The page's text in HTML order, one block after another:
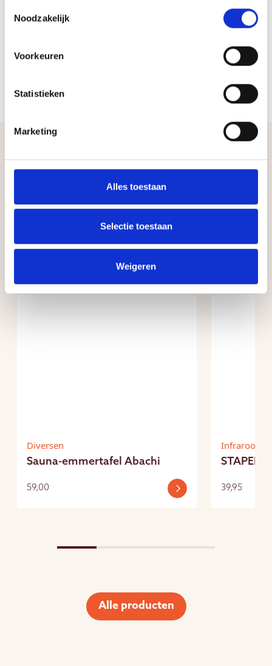
Noodzakelijk
Voorkeuren
Statistieken
Marketing
Alles toestaan
Selectie toestaan
Weigeren
Andere producten
Diversen
Sauna-emmertafel Abachi
59,00
Infrarood
39,95
Alle producten